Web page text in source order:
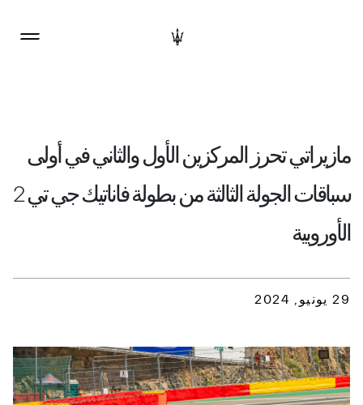
مازيراتي تحرز المركزين الأول والثاني في أولى
سباقات الجولة الثالثة من بطولة فاناتيك جي تي 2
الأوروبية
29 يونيو, 2024